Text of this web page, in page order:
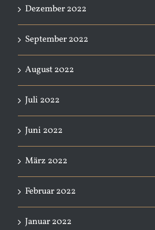
Dezember 2022
September 2022
August 2022
Juli 2022
Juni 2022
März 2022
Februar 2022
Januar 2022